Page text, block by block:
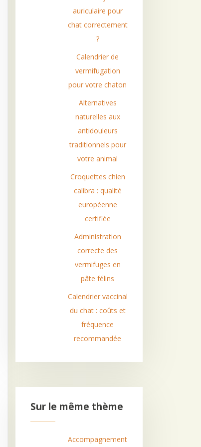
auriculaire pour
chat correctement
?
Calendrier de
vermifugation
pour votre chaton
Alternatives
naturelles aux
antidouleurs
traditionnels pour
votre animal
Croquettes chien
calibra : qualité
européenne
certifiée
Administration
correcte des
vermifuges en
pâte félins
Calendrier vaccinal
du chat : coûts et
fréquence
recommandée
Sur le même thème
Accompagnement